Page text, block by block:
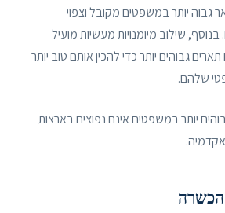
יותר במשפטים מקובל וצפוי
שילוב מיומנויות מעשיות מועיל
גבוהים יותר כדי להכין אותם טוב יותר
שלהם.
יותר במשפטים אינם נפוצים בארצות
הכשרה